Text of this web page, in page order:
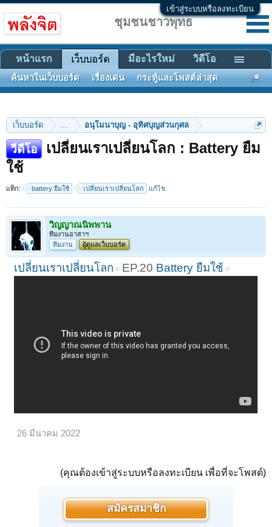
เข้าสู่ระบบหรือลงทะเบียน
เว็บบอร์ด ... อนุโมนาบุญ - อุทิศบุญส่วนกุศล
วีดีโอ
เปลี่ยนเราเปลี่ยนโลก : Battery ยืม
ใช้
แท็ก: battery ยืมใช้ เปลี่ยนเราเปลี่ยนโลก แก้ไข
วิญญาณนิพพาน
ทีมงานอาสาฯ
ทีมงาน
ผู้ดูแลเว็บบอร์ด
เปลี่ยนเราเปลี่ยนโลก EP.20 Battery ยืมใช้
26 มีนาคม 2022
(คุณต้องเข้าสู่ระบบหรือลงทะเบียน เพื่อที่จะโพสต์)
สมัครสมาชิก
ชุมชนชาวพุทธ
หน้าแรก เว็บบอร์ด
ค้นหาในเว็บบอร์ด เรื่องเด่น กระทู้และโพสต์ล่าสุด
มีอะไรใหม่ วิดีโอ